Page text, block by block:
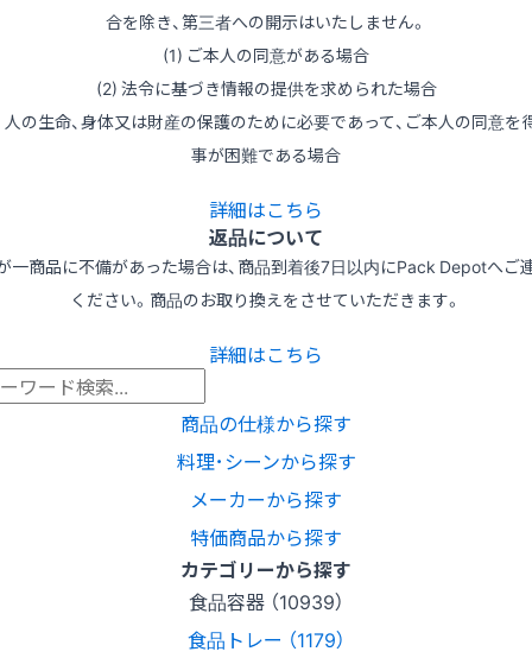
合を除き、第三者への開示はいたしません。
(1) ご本人の同意がある場合
(2) 法令に基づき情報の提供を求められた場合
の生命、身体又は財産の保護のために必要であって、ご本人の同意を
事が困難である場合
詳細はこちら
返品について
一商品に不備があった場合は、商品到着後7日以内にPack Depotへご
ください。商品のお取り換えをさせていただきます。
詳細はこちら
商品の仕様から探す
料理･シーンから探す
メーカーから探す
特価商品から探す
カテゴリーから探す
食品容器 （10939）
食品トレー （1179）